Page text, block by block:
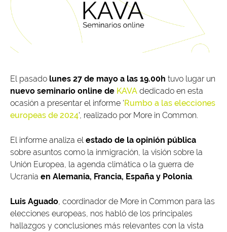
El pasado lunes 27 de mayo a las 19.00h tuvo lugar un
nuevo seminario online de KAVA dedicado en esta
ocasión a presentar el informe ‘Rumbo a las elecciones
europeas de 2024‘, realizado por More in Common.
El informe analiza el estado de la opinión pública
sobre asuntos como la inmigración, la visión sobre la
Unión Europea, la agenda climática o la guerra de
Ucrania en Alemania, Francia, España y Polonia.
Luis Aguado , coordinador de More in Common para las
elecciones europeas, nos habló de los principales
hallazgos y conclusiones más relevantes con la vista